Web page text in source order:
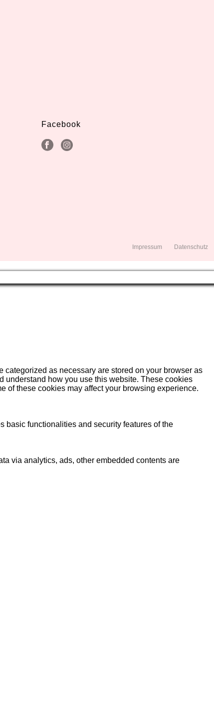
Facebook
Impressum Datenschutz
as necessary are stored on your browser as
understand how you use this website. These cookies
of these cookies may affect your browsing experience.
basic functionalities and security features of the
via analytics, ads, other embedded contents are